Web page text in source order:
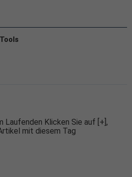
Laufenden Klicken Sie auf [+],
mit diesem Tag